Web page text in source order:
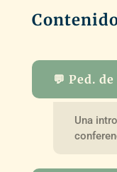
💬 Ped.
Una